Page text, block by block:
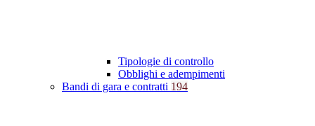
Tipologie di controllo
Obblighi e adempimenti
Bandi di gara e contratti 194